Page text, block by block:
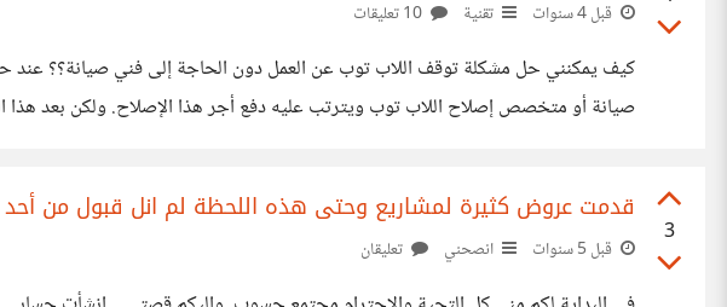
قبل 4 سنوات تقنية
كيف يمكنني حل مشكلة توقف اللاب توب عن العمل دون الحاجة إلى فني صيانة؟؟
صيانة أو متخصص
3
قدمت عروض كثيرة لمشاريع وحتى هذه اللحظة لم انل قبول من أحد
قبل 5 سنوات انصحني تعليقان